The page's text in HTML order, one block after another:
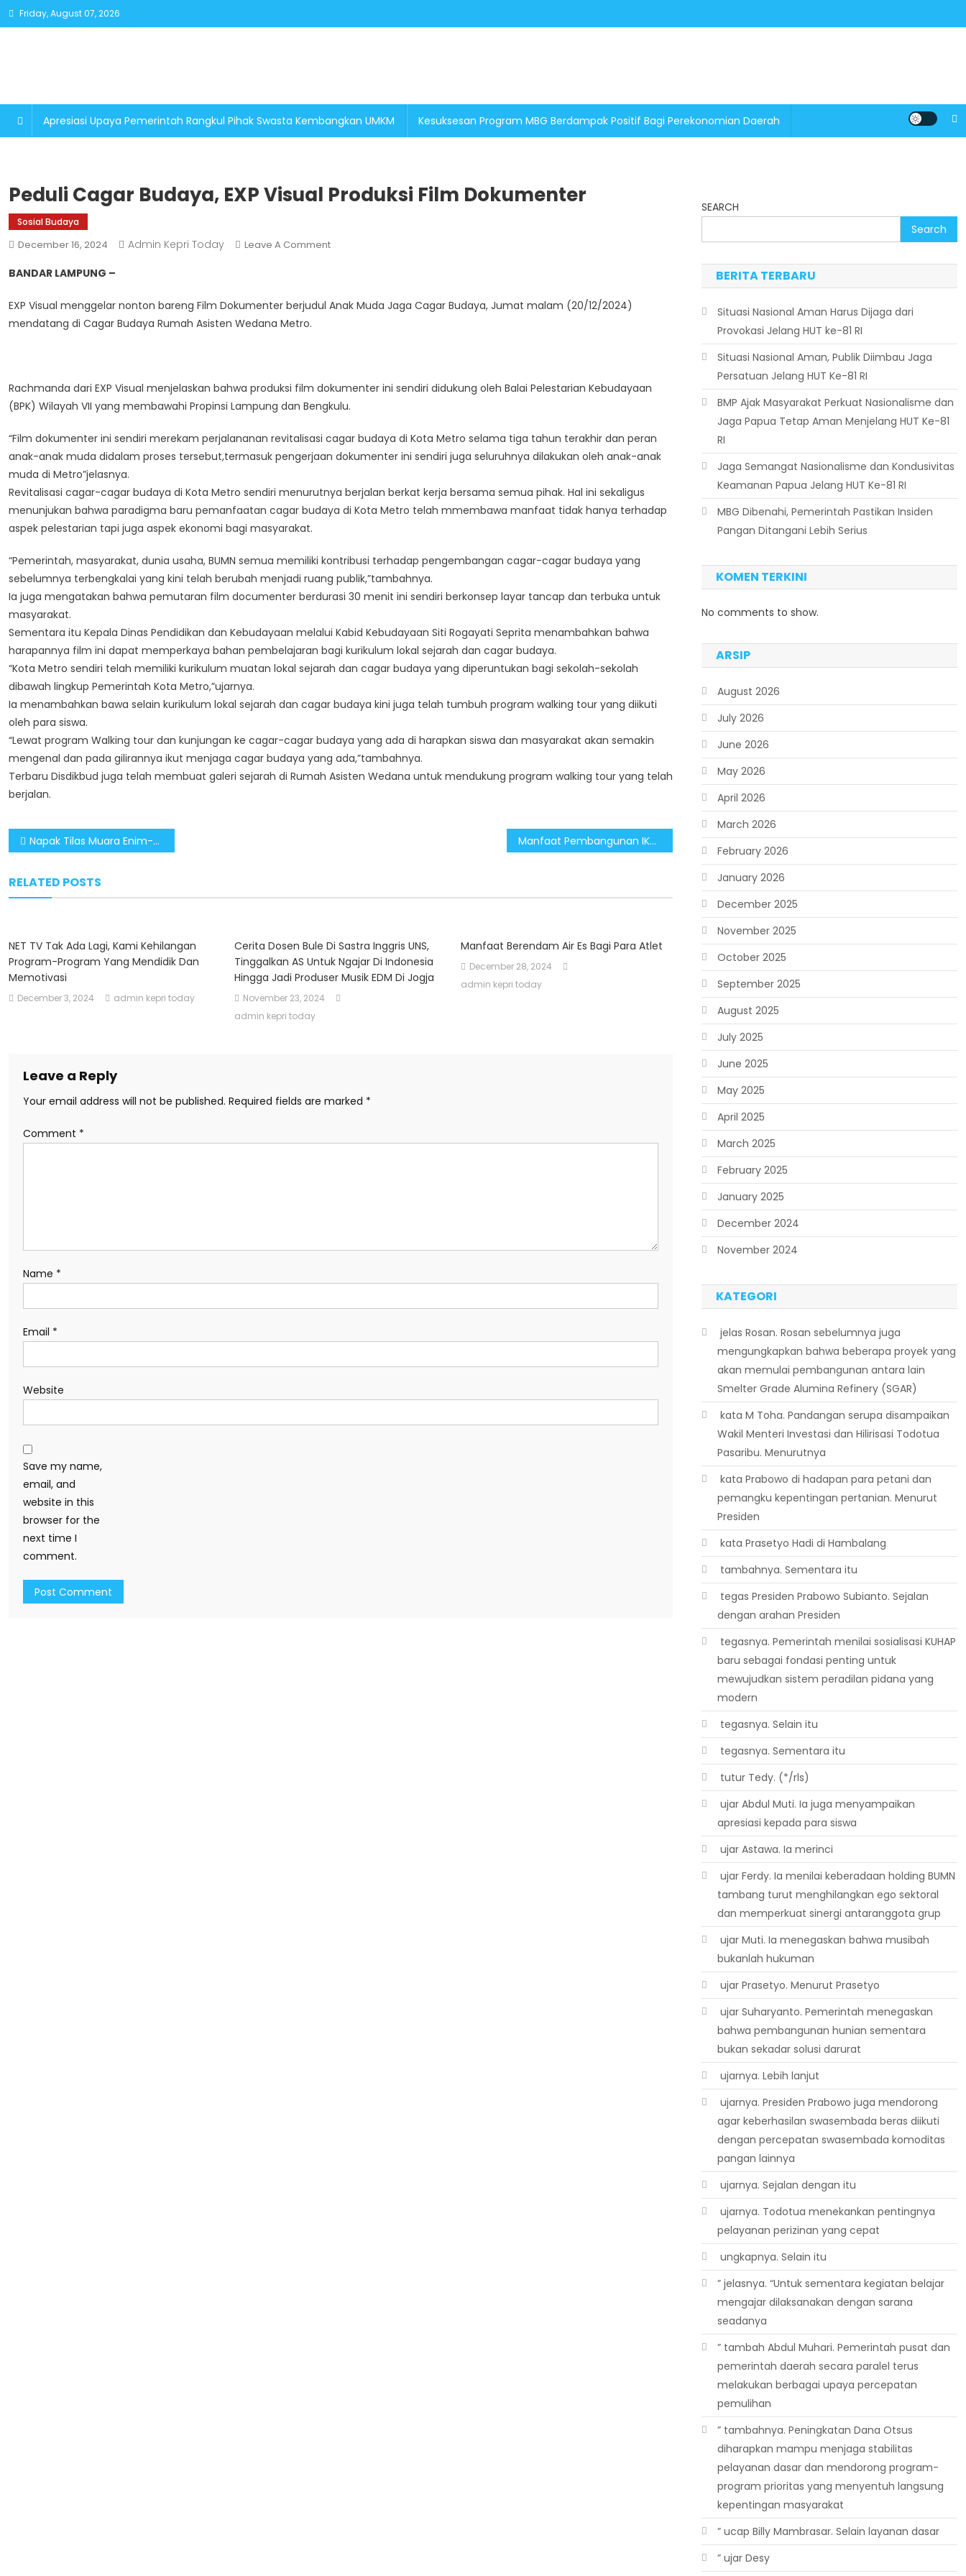
Skip
to
Friday, August 07, 2026
Apresiasi Upaya Pemerintah Rangkul Pihak Swasta Kembangkan UMKM Kesuksesan Program MBG Berdampak Positif Bagi Perekonomian Daerah
Peduli Cagar Budaya, EXP Visual Produksi Film Dokumenter
Sosial Budaya
December 16, 2024 Admin Kepri Today Leave A CommentOn
EXP
BANDAR LAMPUNG –
EXP Visual menggelar nonton bareng Film Dokumenter berjudul Anak Muda Jaga Cagar Budaya, Jumat malam (20/12/2024)
mendatang di Cagar Budaya Rumah Asisten Wedana Metro.
Rachmanda dari EXP Visual menjelaskan bahwa produksi film dokumenter ini sendiri didukung oleh Balai Pelestarian Kebudayaan
(BPK) Wilayah VII yang membawahi Propinsi Lampung dan Bengkulu.
“Film dokumenter ini sendiri merekam perjalananan revitalisasi cagar budaya di Kota Metro selama tiga tahun terakhir dan peran
anak-anak muda didalam proses tersebut,termasuk pengerjaan dokumenter ini sendiri juga seluruhnya dilakukan oleh anak-anak
muda di Metro”jelasnya.
Revitalisasi cagar-cagar budaya di Kota Metro sendiri menurutnya berjalan berkat kerja bersama semua pihak. Hal ini sekaligus
menunjukan bahwa paradigma baru pemanfaatan cagar budaya di Kota Metro telah mmembawa manfaat tidak hanya terhadap
aspek pelestarian tapi juga aspek ekonomi bagi masyarakat.
“Pemerintah, masyarakat, dunia usaha, BUMN semua memiliki kontribusi terhadap pengembangan cagar-cagar budaya yang
sebelumnya terbengkalai yang kini telah berubah menjadi ruang publik,”tambahnya.
Ia juga mengatakan bahwa pemutaran film documenter berdurasi 30 menit ini sendiri berkonsep layar tancap dan terbuka untuk
masyarakat.
Sementara itu Kepala Dinas Pendidikan dan Kebudayaan melalui Kabid Kebudayaan Siti Rogayati Seprita menambahkan bahwa
harapannya film ini dapat memperkaya bahan pembelajaran bagi kurikulum lokal sejarah dan cagar budaya.
“Kota Metro sendiri telah memiliki kurikulum muatan lokal sejarah dan cagar budaya yang diperuntukan bagi sekolah-sekolah
dibawah lingkup Pemerintah Kota Metro,”ujarnya.
Ia menambahkan bawa selain kurikulum lokal sejarah dan cagar budaya kini juga telah tumbuh program walking tour yang diikuti
oleh para siswa.
“Lewat program Walking tour dan kunjungan ke cagar-cagar budaya yang ada di harapkan siswa dan masyarakat akan semakin
mengenal dan pada gilirannya ikut menjaga cagar budaya yang ada,”tambahnya.
Terbaru Disdikbud juga telah membuat galeri sejarah di Rumah Asisten Wedana untuk mendukung program walking tour yang telah
berjalan.
Post
Napak Tilas Muara Enim-Palembang, Kenang Perjuangan Panglima Jenderal Besar Soedirman Manfaat Pembangunan IKN dalam Mendorong Pemerataan Ekonomi
RELATED POSTS
NET TV Tak Ada Lagi, Kami Kehilangan
Program-Program Yang Mendidik Dan
Memotivasi
December 3, 2024 admin kepri today
Cerita Dosen Bule Di Sastra Inggris UNS,
Tinggalkan AS Untuk Ngajar Di Indonesia
Hingga Jadi Produser Musik EDM Di Jogja
November 23, 2024
admin kepri today
Manfaat Berendam Air Es Bagi Para Atlet
December 28, 2024
admin kepri today
Leave a Reply
Your email address will not be published. Required fields are marked *
Comment *
Name *
Email *
Website
Save my name,
email, and
website in this
browser for the
next time I
comment.
SEARCH
Search
BERITA TERBARU
Situasi Nasional Aman Harus Dijaga dari
Provokasi Jelang HUT ke-81 RI
Situasi Nasional Aman, Publik Diimbau Jaga
Persatuan Jelang HUT Ke-81 RI
BMP Ajak Masyarakat Perkuat Nasionalisme dan
Jaga Papua Tetap Aman Menjelang HUT Ke-81
RI
Jaga Semangat Nasionalisme dan Kondusivitas
Keamanan Papua Jelang HUT Ke-81 RI
MBG Dibenahi, Pemerintah Pastikan Insiden
Pangan Ditangani Lebih Serius
KOMEN TERKINI
No comments to show.
ARSIP
August 2026
July 2026
June 2026
May 2026
April 2026
March 2026
February 2026
January 2026
December 2025
November 2025
October 2025
September 2025
August 2025
July 2025
June 2025
May 2025
April 2025
March 2025
February 2025
January 2025
December 2024
November 2024
KATEGORI
 jelas Rosan. Rosan sebelumnya juga
mengungkapkan bahwa beberapa proyek yang
akan memulai pembangunan antara lain
Smelter Grade Alumina Refinery (SGAR)
 kata M Toha. Pandangan serupa disampaikan
Wakil Menteri Investasi dan Hilirisasi Todotua
Pasaribu. Menurutnya
 kata Prabowo di hadapan para petani dan
pemangku kepentingan pertanian. Menurut
Presiden
 kata Prasetyo Hadi di Hambalang
 tambahnya. Sementara itu
 tegas Presiden Prabowo Subianto. Sejalan
dengan arahan Presiden
 tegasnya. Pemerintah menilai sosialisasi KUHAP
baru sebagai fondasi penting untuk
mewujudkan sistem peradilan pidana yang
modern
 tegasnya. Selain itu
 tegasnya. Sementara itu
 tutur Tedy. (*/rls)
 ujar Abdul Muti. Ia juga menyampaikan
apresiasi kepada para siswa
 ujar Astawa. Ia merinci
 ujar Ferdy. Ia menilai keberadaan holding BUMN
tambang turut menghilangkan ego sektoral
dan memperkuat sinergi antaranggota grup
 ujar Muti. Ia menegaskan bahwa musibah
bukanlah hukuman
 ujar Prasetyo. Menurut Prasetyo
 ujar Suharyanto. Pemerintah menegaskan
bahwa pembangunan hunian sementara
bukan sekadar solusi darurat
 ujarnya. Lebih lanjut
 ujarnya. Presiden Prabowo juga mendorong
agar keberhasilan swasembada beras diikuti
dengan percepatan swasembada komoditas
pangan lainnya
 ujarnya. Sejalan dengan itu
 ujarnya. Todotua menekankan pentingnya
pelayanan perizinan yang cepat
 ungkapnya. Selain itu
” jelasnya. “Untuk sementara kegiatan belajar
mengajar dilaksanakan dengan sarana
seadanya
” tambah Abdul Muhari. Pemerintah pusat dan
pemerintah daerah secara paralel terus
melakukan berbagai upaya percepatan
pemulihan
” tambahnya. Peningkatan Dana Otsus
diharapkan mampu menjaga stabilitas
pelayanan dasar dan mendorong program-
program prioritas yang menyentuh langsung
kepentingan masyarakat
” ucap Billy Mambrasar. Selain layanan dasar
” ujar Desy